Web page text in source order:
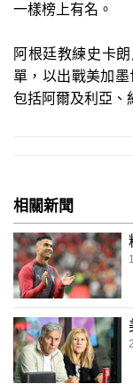
一樣榜上有名。
阿根廷教練史卡
單，以出戰美加
包括阿爾及利亞、
相關新聞